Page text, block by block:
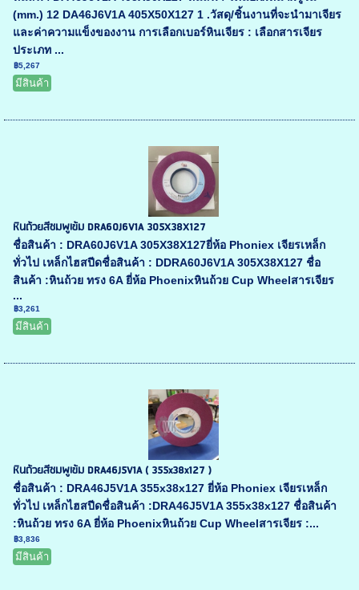
(mm.) 12 DA46J6V1A 405X50X127 1 .วัสดุ/ชิ้นงานที่จะนำมาเจียร
และค่าความแข็งของงาน การเลือกเบอร์หินเจียร : เลือกสารเจียร
ประเภท ...
฿5,267
มีสินค้า
หินถ้วยสีชมพูเข้ม DRA60J6V1A 305X38X127
ชื่อสินค้า : DRA60J6V1A 305X38X127ยี่ห้อ Phoniex เจียรเหล็ก
ทั่วไป เหล็กไฮสปีดชื่อสินค้า : DDRA60J6V1A 305X38X127 ชื่อ
สินค้า :หินถ้วย ทรง 6A ยี่ห้อ Phoenixหินถ้วย Cup Wheelสารเจียร
...
฿3,261
มีสินค้า
หินถ้วยสีชมพูเข้ม DRA46J5V1A ( 355x38x127 )
ชื่อสินค้า : DRA46J5V1A 355x38x127 ยี่ห้อ Phoniex เจียรเหล็ก
ทั่วไป เหล็กไฮสปีดชื่อสินค้า :DRA46J5V1A 355x38x127 ชื่อสินค้า
:หินถ้วย ทรง 6A ยี่ห้อ Phoenixหินถ้วย Cup Wheelสารเจียร :...
฿3,836
มีสินค้า